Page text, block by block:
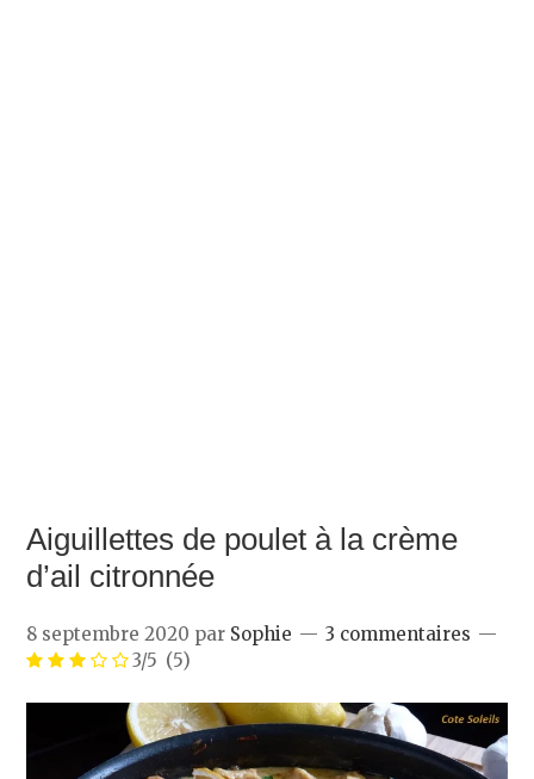
Aiguillettes de poulet à la crème
d’ail citronnée
8 septembre 2020 par Sophie
3 commentaires
3/5 (5)